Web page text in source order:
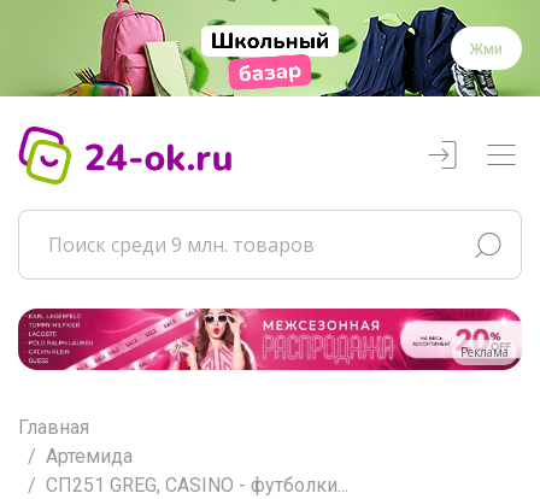
Жми
Реклама
Главная
Артемида
СП251 GREG, CASINO - футболки...